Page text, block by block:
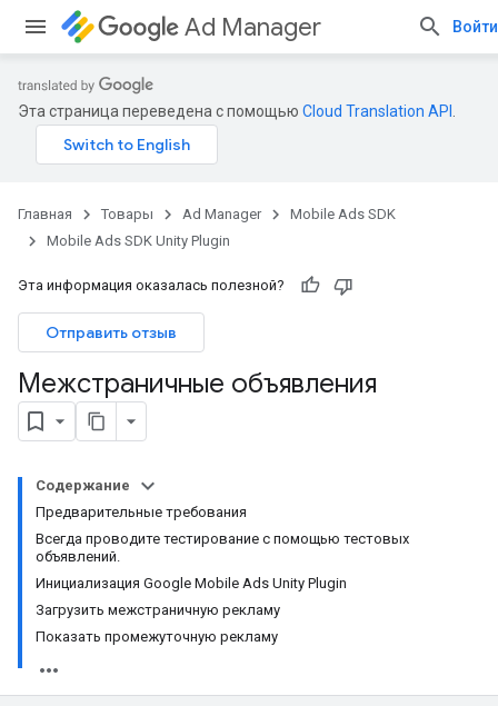
Ad Manager Войти
Эта страница переведена с помощью Cloud Translation API
Главная Товары Ad Manager
Mobile Ads SDK
Mobile Ads SDK Unity Plugin
Эта информация оказалась полезной?
Отправить отзыв
Межстраничные объявления
Содержание
Предварительные требования
Всегда проводите тестирование с помощью тестовых
объявлений.
Инициализация Google Mobile Ads Unity Plugin
Загрузить межстраничную рекламу
Показать промежуточную рекламу